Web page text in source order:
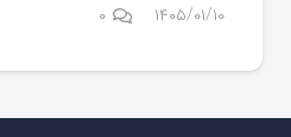
۱۴۰۵/۰۱/۱۰ ۰